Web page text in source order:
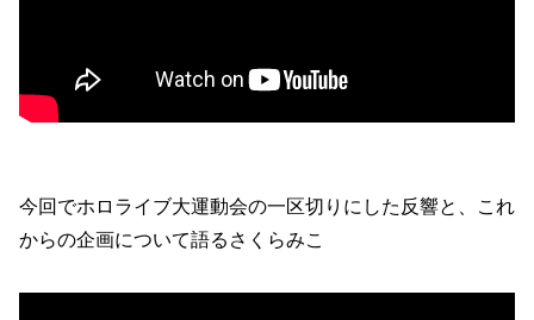
今回でホロライブ大運動会の一区切りにした反響と、これ
からの企画について語るさくらみこ